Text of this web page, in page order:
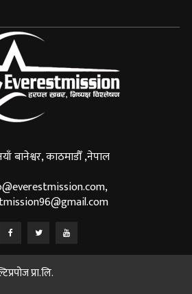
बानेश्वर, काठमाडौँ ,नेपाल
,
प्रा.लि.